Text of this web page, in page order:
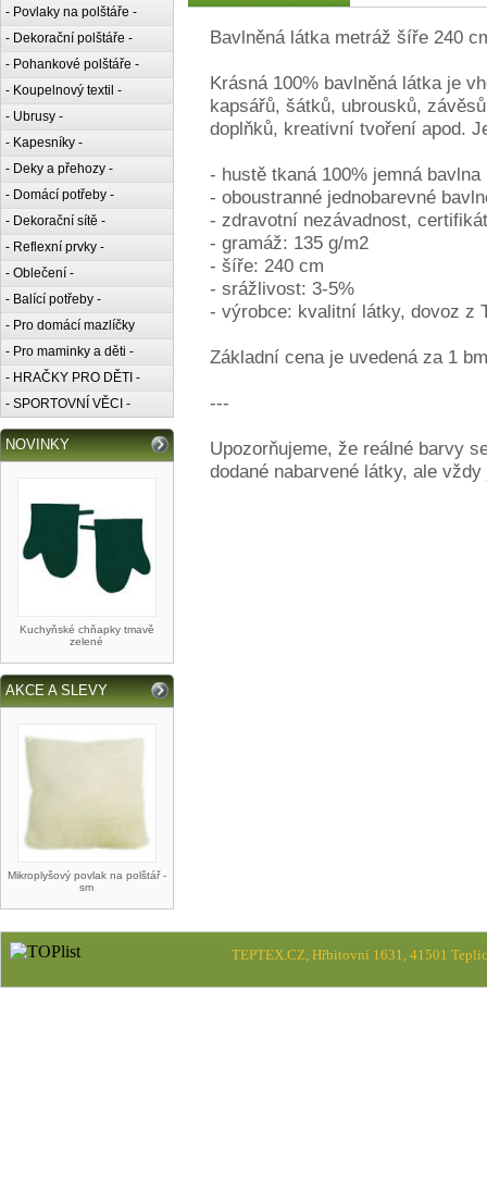
- Povlaky na polštáře -
- Dekorační polštáře -
- Pohankové polštáře -
- Koupelnový textil -
- Ubrusy -
- Kapesníky -
- Deky a přehozy -
- Domácí potřeby -
- Dekorační sítě -
- Reflexní prvky -
- Oblečení -
- Balící potřeby -
- Pro domácí mazlíčky
- Pro maminky a děti -
- HRAČKY PRO DĚTI -
- SPORTOVNÍ VĚCI -
NOVINKY
Kuchyňské chňapky tmavě
zelené
AKCE A SLEVY
Mikroplyšový povlak na polštář -
sm
Bavlněná látka metráž šíře 240
Krásná 100% bavlněná látka je
kapsářů, šátků, ubrousků,
doplňků, kreativní tvoření apod.
- hustě tkaná 100% jemná bavlna
- oboustranné jednobarevné
- zdravotní nezávadnost,
- gramáž: 135 g/m2
- šíře: 240 cm
- srážlivost: 3-5%
- výrobce: kvalitní látky, dovoz z
Základní cena je uvedená za 1
---
Upozorňujeme, že reálné barvy
dodané nabarvené látky, ale
TEPTEX.CZ, Hřbitovní 1631, 41501